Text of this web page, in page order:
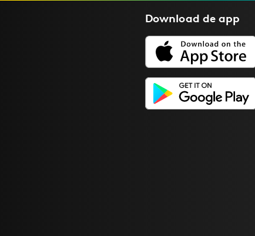
Download deapp